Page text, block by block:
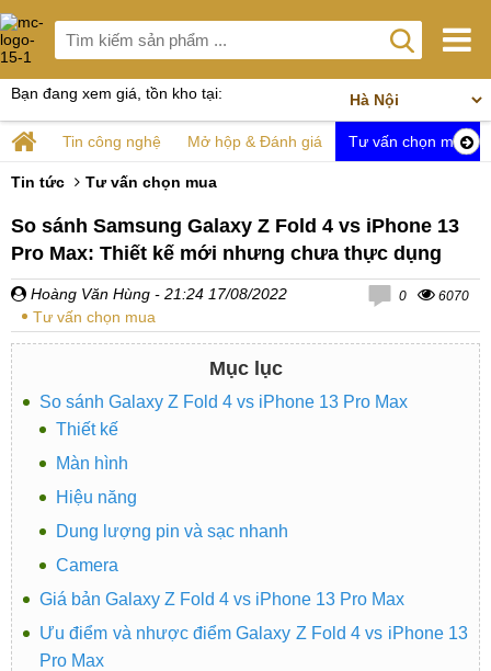
Bạn đang xem giá, tồn kho tại:
Tin công nghệ Mở hộp & Đánh giá Tư vấn chọn mua
Tin tức Tư vấn chọn mua
So sánh Samsung Galaxy Z Fold 4 vs iPhone 13
Pro Max: Thiết kế mới nhưng chưa thực dụng
Hoàng Văn Hùng - 21:24 17/08/2022
Tư vấn chọn mua
0 6070
Mục lục
So sánh Galaxy Z Fold 4 vs iPhone 13 Pro Max
Thiết kế
Màn hình
Hiệu năng
Dung lượng pin và sạc nhanh
Camera
Giá bản Galaxy Z Fold 4 vs iPhone 13 Pro Max
Ưu điểm và nhược điểm Galaxy Z Fold 4 vs iPhone 13
Pro Max